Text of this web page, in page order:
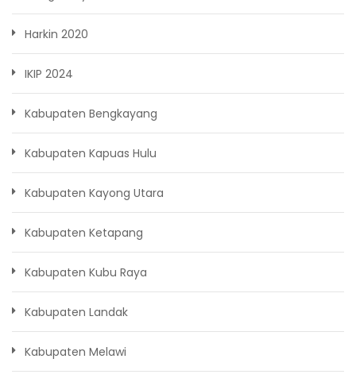
Harkin 2020
IKIP 2024
Kabupaten Bengkayang
Kabupaten Kapuas Hulu
Kabupaten Kayong Utara
Kabupaten Ketapang
Kabupaten Kubu Raya
Kabupaten Landak
Kabupaten Melawi